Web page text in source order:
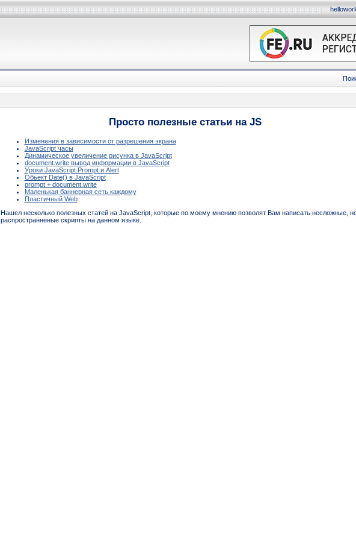
Просто полезные статьи на JS
Изменения в зависимости от разрешения экрана
JavaScript часы
Динамическое увеличение рисунка в JavaScript
document.write вывод информации в JavaScript
Уроки JavaScript Prompt и Alert
Обьект Date() в JavaScript
prompt + document.write
Маленькая баннерная сеть каждому
Пластичный Web
Нашел несколько полезных статей на JavaScript, которые по моему мнению позволят Вам написать несложные,
распространненые скрипты на данном языке.